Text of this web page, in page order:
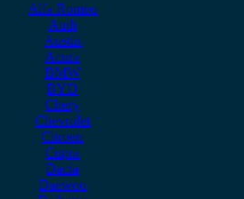
Alfa Romeo
Audi
Austin
Acura
BMW
BYD
Chery
Chevrolet
Citroen
Cupra
Dacia
Daewoo